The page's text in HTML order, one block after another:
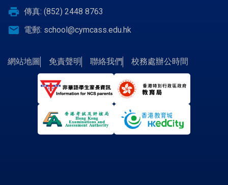
print 傳真: (852) 2448 8763
email 電郵: school@cymcass.edu.hk
網站地圖 免責聲明 聯絡我們 校務處辦公時間